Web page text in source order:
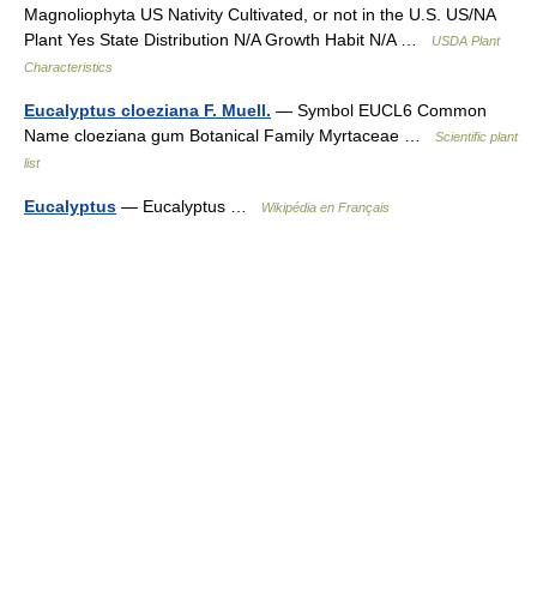
Magnoliophyta US Nativity Cultivated, or not in the U.S. US/NA
Plant Yes State Distribution N/A Growth Habit N/A …
USDA Plant
Characteristics
Eucalyptus cloeziana F. Muell. — Symbol EUCL6 Common
Name cloeziana gum Botanical Family Myrtaceae …
Scientific plant
list
Eucalyptus — Eucalyptus … Wikipédia en Français